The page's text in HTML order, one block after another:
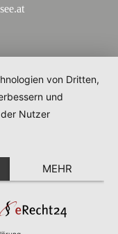
von Dritten,
und
Nutzer
MEHR